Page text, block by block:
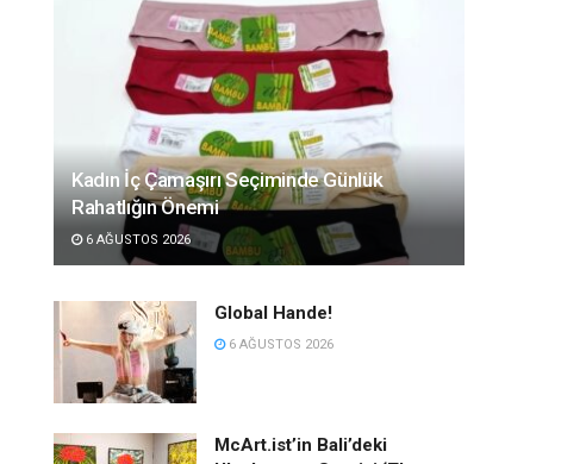
Kadın İç Çamaşırı Seçiminde Günlük
Rahatlığın Önemi
6 AĞUSTOS 2026
Global Hande!
6 AĞUSTOS 2026
McArt.ist’in Bali’deki